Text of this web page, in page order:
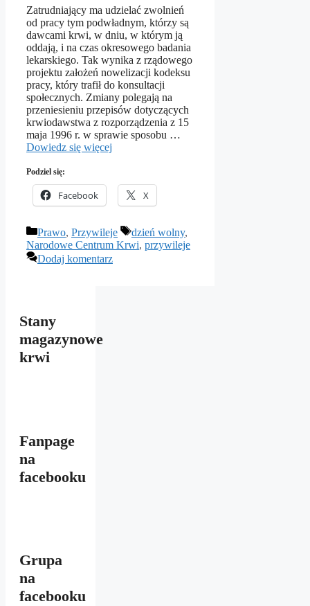
Zatrudniający ma udzielać zwolnień
od pracy tym podwładnym, którzy są
dawcami krwi, w dniu, w którym ją
oddają, i na czas okresowego badania
lekarskiego. Tak wynika z rządowego
projektu założeń nowelizacji kodeksu
pracy, który trafił do konsultacji
społecznych. Zmiany polegają na
przeniesieniu przepisów dotyczących
krwiodawstwa z rozporządzenia z 15
maja 1996 r. w sprawie sposobu …
Dowiedz się więcej
Podziel się:
Facebook X
Kategorie
Prawo, Przywileje Tagi
dzień wolny,
Narodowe Centrum Krwi, przywileje
Dodaj komentarz
Stany
magazynowe
krwi
Fanpage
na
facebooku
Grupa
na
facebooku